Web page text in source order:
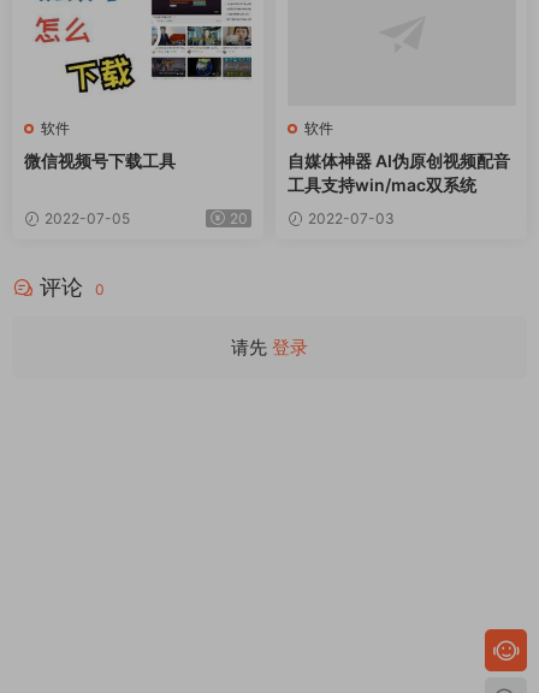
软件
微信视频号下载工具
2022-07-05 20
软件
自媒体神器 AI伪原创视频配音
工具支持win/mac双系统
2022-07-03
评论 0
请先 登录